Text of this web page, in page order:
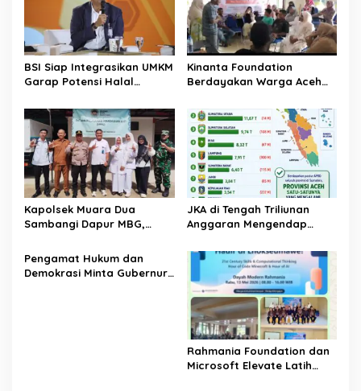
p
o
s
BSI Siap Integrasikan UMKM
Garap Potensi Halal
Kinanta Foundation
Berdayakan Warga Aceh
Psikososial
Kapolsek Muara Dua
Sambangi Dapur MBG,
Bergizi Gratis Berjalan
Sesuai SOP
JKA di Tengah Triliunan
Anggaran Mengendap
dan kualitas belanja publik
pemerintah Aceh
‎Pengamat Hukum dan
Demokrasi Minta Gubernur
Rahmania Foundation dan
Microsoft Elevate Latih